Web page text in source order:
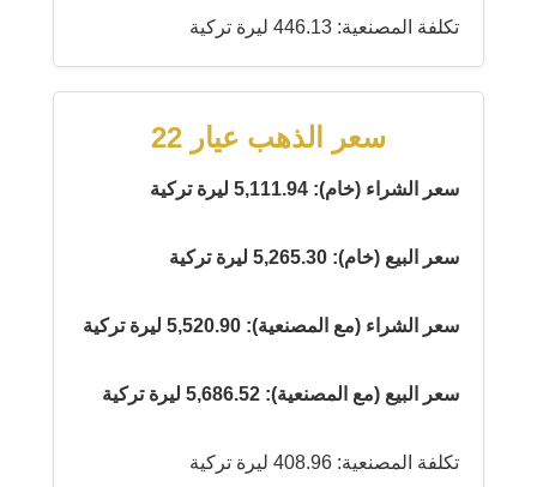
تكلفة المصنعية: 446.13 ليرة تركية
سعر الذهب عيار 22
سعر الشراء (خام): 5,111.94 ليرة تركية
سعر البيع (خام): 5,265.30 ليرة تركية
سعر الشراء (مع المصنعية): 5,520.90 ليرة تركية
سعر البيع (مع المصنعية): 5,686.52 ليرة تركية
تكلفة المصنعية: 408.96 ليرة تركية